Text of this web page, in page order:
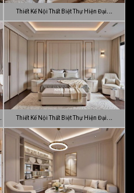
Thiết Kế Nội Thất Biệt Thự Hiện Đại
Sang…
Thiết Kế Nội Thất Biệt Thự Hiện Đại
Luca…